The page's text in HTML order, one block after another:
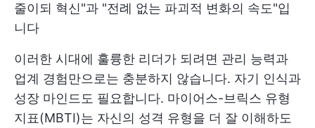
줄이되 혁신"과 "전례 없는 파괴적 변화의 속도"입
니다
이러한 시대에 훌륭한 리더가 되려면 관리 능력과
업계 경험만으로는 충분하지 않습니다. 자기 인식과
성장 마인드도 필요합니다. 마이어스-브릭스 유형
지표(MBTI)는 자신의 성격 유형을 더 잘 이해하도